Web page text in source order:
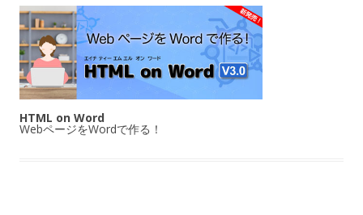
HTML on Word
WebページをWordで作る！